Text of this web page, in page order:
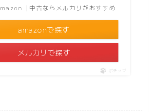
｜中古ならメルカリがおすすめ
amazonで探す
メルカリで探す
ポチップ